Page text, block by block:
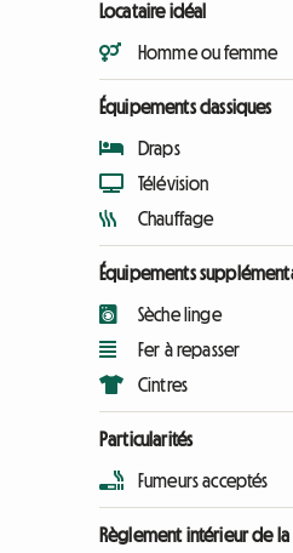
Locataire idéal
Homme ou femme
Équipements classiques
Draps
Télévision
Chauffage
Équipements
Sèche linge
Fer à repasser
Cintres
Particularités
Fumeurs acceptés
Règlement intérieur de